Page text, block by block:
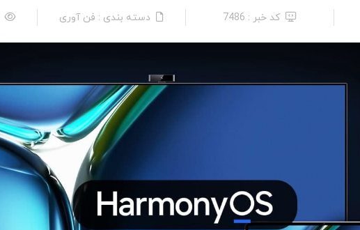
کد خبر : 7486 دسته بندی : فن آوری